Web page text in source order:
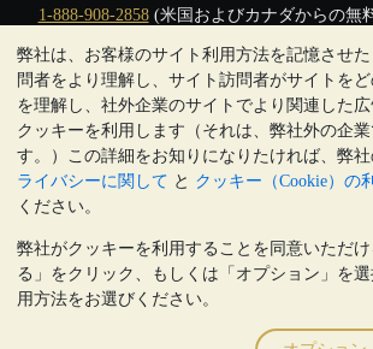
弊社は、お客様のサイト利用方法を記憶させ
問者をより理解し、サイト訪問者がサイトを
を理解し、社外企業のサイトでより関連した
クッキーを利用します（それは、弊社外の企
す。）この詳細をお知りになりたければ、弊
ライバシーに関して と クッキー（Cookie）の
ください。
弊社がクッキーを利用することを同意いただ
る」をクリック、もしくは「オプション」を
用方法をお選びください。
1-888-908-2858(米国およびカナダからの無
クリックして通話を開始
営業時間:
9:00～20:30 (英国), 月曜日から金曜日
17:00～2:30（日本時間）, 月曜日から金曜日
Galmarley Ltd T/A BullionVault
3 Shortlands (7th Floor)
London
W6 8DA
United Kingdom
貴金属の価値は下落することもあれば上昇